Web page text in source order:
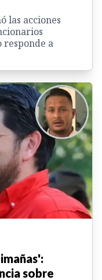
las acciones
responde a
sobre